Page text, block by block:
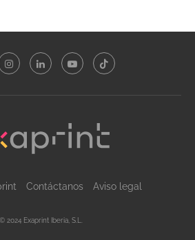
Contáctanos Aviso legal
© 2024 Exaprint Iberia, S.L.